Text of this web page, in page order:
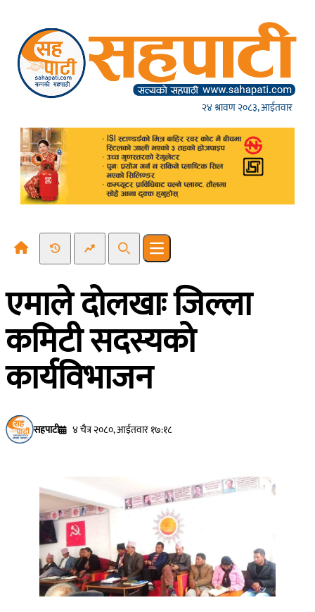
२४ श्रावण २०८३, आईतवार
Recent NewsTrending News
SearchOpen main menu
एमाले दोलखाः जिल्ला
कमिटी सदस्यको
कार्यविभाजन
सहपाटी ४ चैत्र २०८०, आईतवार १७:१८